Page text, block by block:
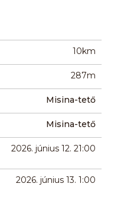
10km
287m
Misina-tető
Misina-tető
2026. június 12. 21:00
2026. június 13. 1:00